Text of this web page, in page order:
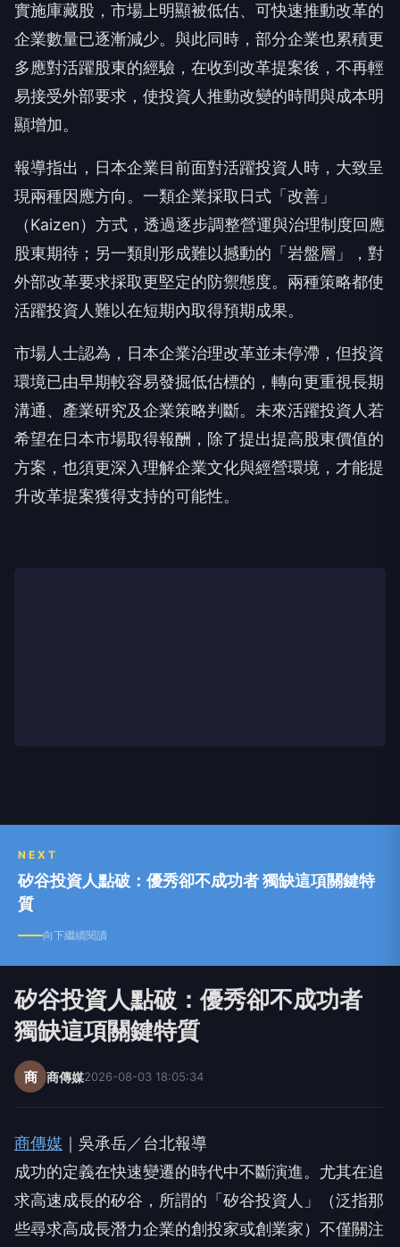
實施庫藏股，市場上明顯被低估、可快速推動改革的
企業數量已逐漸減少。與此同時，部分企業也累積更
多應對活躍股東的經驗，在收到改革提案後，不再輕
易接受外部要求，使投資人推動改變的時間與成本明
顯增加。
報導指出，日本企業目前面對活躍投資人時，大致呈
現兩種因應方向。一類企業採取日式「改善」
（Kaizen）方式，透過逐步調整營運與治理制度回應
股東期待；另一類則形成難以撼動的「岩盤層」，對
外部改革要求採取更堅定的防禦態度。兩種策略都使
活躍投資人難以在短期內取得預期成果。
市場人士認為，日本企業治理改革並未停滯，但投資
環境已由早期較容易發掘低估標的，轉向更重視長期
溝通、產業研究及企業策略判斷。未來活躍投資人若
希望在日本市場取得報酬，除了提出提高股東價值的
方案，也須更深入理解企業文化與經營環境，才能提
升改革提案獲得支持的可能性。
NEXT
矽谷投資人點破：優秀卻不成功者 獨缺這項關鍵特
質
向下繼續閱讀
矽谷投資人點破：優秀卻不成功者
獨缺這項關鍵特質
商 商傳媒2026-08-03 18:05:34
商傳媒 ｜吳承岳／台北報導
成功的定義在快速變遷的時代中不斷演進。尤其在追
求高速成長的矽谷，所謂的「矽谷投資人」（泛指那
些尋求高成長潛力企業的創投家或創業家）不僅關注